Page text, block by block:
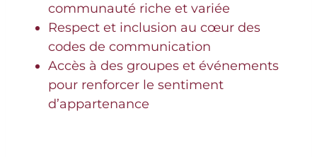
communauté riche et variée
Respect et inclusion au cœur des
codes de communication
Accès à des groupes et événements
pour renforcer le sentiment
d’appartenance